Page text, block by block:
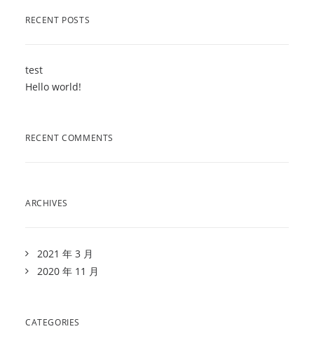
RECENT POSTS
test
Hello world!
RECENT COMMENTS
ARCHIVES
2021 年 3 月
2020 年 11 月
CATEGORIES